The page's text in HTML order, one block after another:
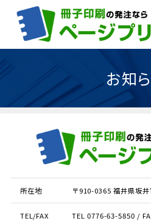
商品案内・事
価格・印
ご利用案
お見積もり・お
お知
所在地 〒910-0365 福井県坂
TEL/FAX TEL 0776-63-5850 /